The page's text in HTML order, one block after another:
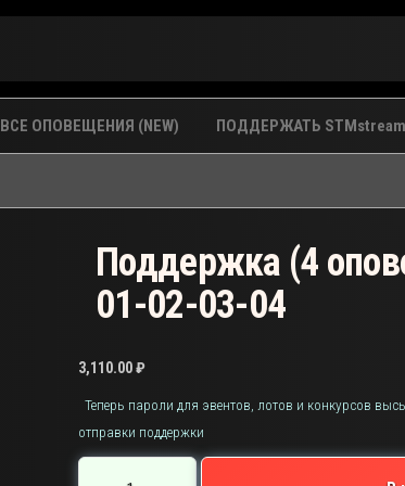
ВСЕ ОПОВЕЩЕНИЯ (NEW) ПОДДЕРЖАТЬ
Поддержка (4
01-02-03-04
3,110.00₽
Теперь пароли для эвентов, лотов и конкурсов
отправки поддержки
Количество